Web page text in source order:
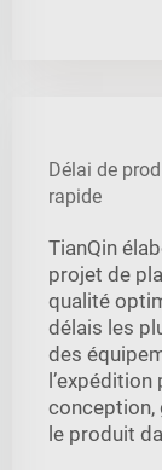
Délai de
rapide
TianQin
projet de
qualité
délais les
des
conception,
le produit